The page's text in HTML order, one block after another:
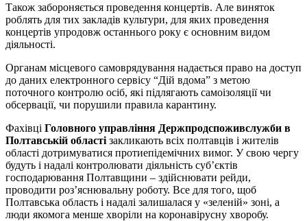
Також забороняється проведення концертів. Але виняток
роблять для тих закладів культури, для яких проведення
концертів упродовж останнього року є основним видом
діяльності.
Органам місцевого самоврядування надається право на доступ
до даних електронного сервісу “Дій вдома” з метою
поточного контролю осіб, які підлягають самоізоляції чи
обсервації, чи порушили правила карантину.
Фахівці Головного управління Держпродспоживслужби в
Полтавській області закликають всіх полтавців і жителів
області дотримуватися протиепідемічних вимог. У свою чергу
будуть і надалі контролювати діяльність суб’єктів
господарювання Полтавщини – здійснювати рейди,
проводити роз’яснювальну роботу. Все для того, щоб
Полтавська область і надалі залишалася у «зеленій» зоні, а
люди якомога менше хворіли на коронавірусну хворобу.